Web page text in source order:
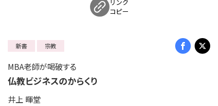
リンク
コピー
新書 宗教
MBA老師が喝破する
仏教ビジネスのからくり
井上 暉堂